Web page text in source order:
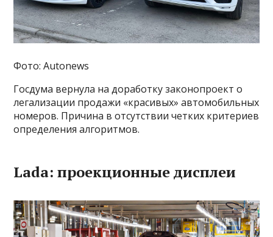
Фото: Autonews
Госдума вернула на доработку законопроект о
легализации продажи «красивых» автомобильных
номеров. Причина в отсутствии четких критериев
определения алгоритмов.
Lada: проекционные дисплеи